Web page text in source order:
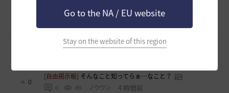
Go to the NA / EU website
Stay on the website of this region
【新設少人数ギルド】「たんぽぽの綿毛」メン
バー募集！初心者・復帰勢歓迎！
0 52 鼠の巣 3 時間前
[ギルド募集]桜色の四つ葉 メンバー募集(=^・^=)ノ
0
[自由掲示板] そんなこと知ってらぁ…なこと？
0 89 ノウワン 4 時間前